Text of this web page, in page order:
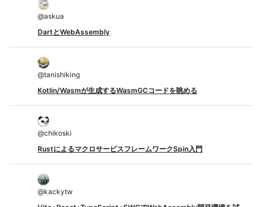
@askua
DartとWebAssembly
@tanishiking
Kotlin/Wasmが生成するWasmGCコードを眺める
@chikoski
RustによるマクロサービスフレームワークSpin入門
@kackytw